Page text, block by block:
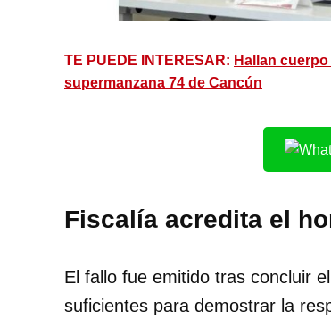
TE PUEDE INTERESAR: Hallan
supermanzana 74 de Cancún
Fiscalía acredita el
El fallo fue emitido tras concluir
suficientes para demostrar la